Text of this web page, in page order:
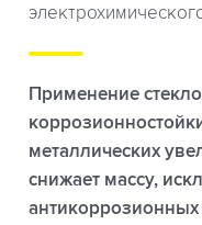
Применение
металлических
снижает массу,